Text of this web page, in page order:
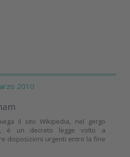
2010
il sito Wikipedia, nel gergo
è un decreto legge volto a
disposizioni urgenti entro la fine